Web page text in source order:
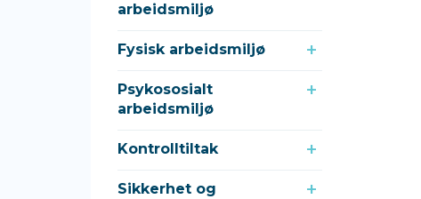
arbeidsmiljø
Fysisk arbeidsmiljø
Psykososialt
arbeidsmiljø
Kontrolltiltak
Sikkerhet og